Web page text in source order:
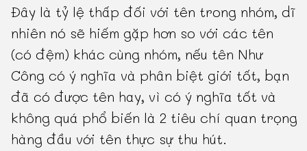
Đây là tỷ lệ thấp đối với tên trong nhóm, dĩ
nhiên nó sẽ hiếm gặp hơn so với các tên
(có đệm) khác cùng nhóm, nếu tên Như
Công có ý nghĩa và phân biệt giới tốt, bạn
đã có được tên hay, vì có ý nghĩa tốt và
không quá phổ biến là 2 tiêu chí quan trọng
hàng đầu với tên thực sự thu hút.